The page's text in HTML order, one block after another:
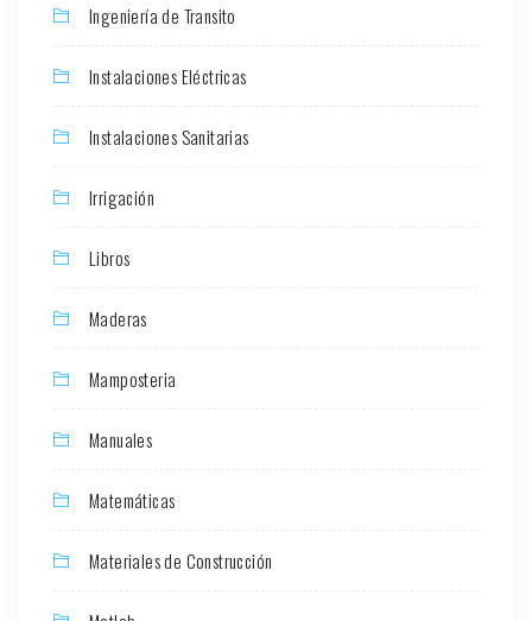
Ingeniería de Transito
Instalaciones Eléctricas
Instalaciones Sanitarias
Irrigación
Libros
Maderas
Mamposteria
Manuales
Matemáticas
Materiales de Construcción